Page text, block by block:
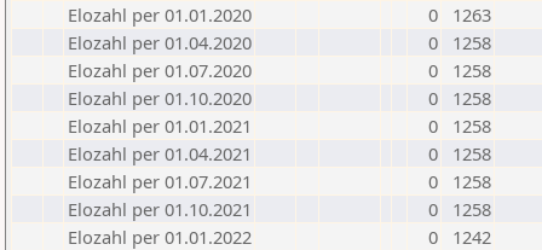
Elozahl per 01.01.2020
0
1263
Elozahl per 01.04.2020
0
1258
Elozahl per 01.07.2020
0
1258
Elozahl per 01.10.2020
0
1258
Elozahl per 01.01.2021
0
1258
Elozahl per 01.04.2021
0
1258
Elozahl per 01.07.2021
0
1258
Elozahl per 01.10.2021
0
1258
Elozahl per 01.01.2022
0
1242